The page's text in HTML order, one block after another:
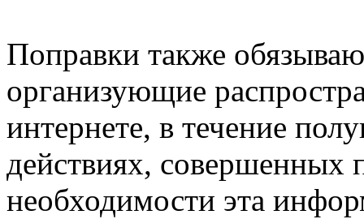
Поправки также
организующие
интернете, в течение
действиях, совершенных
необходимости эта